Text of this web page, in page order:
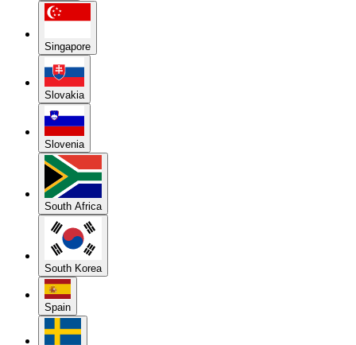
Singapore
Slovakia
Slovenia
South Africa
South Korea
Spain